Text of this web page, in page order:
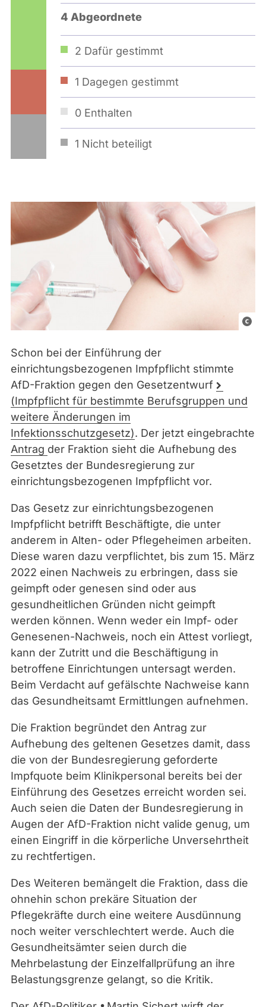
4 Abgeordnete
2 Dafür gestimmt
1 Dagegen gestimmt
0 Enthalten
1 Nicht beteiligt
Schon bei der Einführung der
einrichtungsbezogenen Impfpflicht stimmte
AfD-Fraktion gegen den Gesetzentwurf
(Impfpflicht für bestimmte Berufsgruppen und
weitere Änderungen im
Infektionsschutzgesetz). Der jetzt eingebrachte
Antrag der Fraktion sieht die Aufhebung des
Gesetztes der Bundesregierung zur
einrichtungsbezogenen Impfpflicht vor.
Das Gesetz zur einrichtungsbezogenen
Impfpflicht betrifft Beschäftigte, die unter
anderem in Alten- oder Pflegeheimen arbeiten.
Diese waren dazu verpflichtet, bis zum 15. März
2022 einen Nachweis zu erbringen, dass sie
geimpft oder genesen sind oder aus
gesundheitlichen Gründen nicht geimpft
werden können. Wenn weder ein Impf- oder
Genesenen-Nachweis, noch ein Attest vorliegt,
kann der Zutritt und die Beschäftigung in
betroffene Einrichtungen untersagt werden.
Beim Verdacht auf gefälschte Nachweise kann
das Gesundheitsamt Ermittlungen aufnehmen.
Die Fraktion begründet den Antrag zur
Aufhebung des geltenen Gesetzes damit, dass
die von der Bundesregierung geforderte
Impfquote beim Klinikpersonal bereits bei der
Einführung des Gesetzes erreicht worden sei.
Auch seien die Daten der Bundesregierung in
Augen der AfD-Fraktion nicht valide genug, um
einen Eingriff in die körperliche Unversehrtheit
zu rechtfertigen.
Des Weiteren bemängelt die Fraktion, dass die
ohnehin schon prekäre Situation der
Pflegekräfte durch eine weitere Ausdünnung
noch weiter verschlechtert werde. Auch die
Gesundheitsämter seien durch die
Mehrbelastung der Einzelfallprüfung an ihre
Belastungsgrenze gelangt, so die Kritik.